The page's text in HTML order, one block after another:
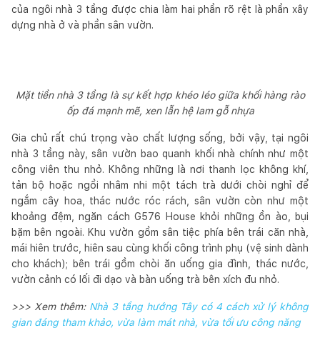
của ngôi nhà 3 tầng được chia làm hai phần rõ rệt là phần xây
dựng nhà ở và phần sân vườn.
Mặt tiền nhà 3 tầng là sự kết hợp khéo léo giữa khối hàng rào
ốp đá mạnh mẽ, xen lẫn hệ lam gỗ nhựa
Gia chủ rất chú trọng vào chất lượng sống, bởi vậy, tại ngôi
nhà 3 tầng này, sân vườn bao quanh khối nhà chính như một
công viên thu nhỏ. Không những là nơi thanh lọc không khí,
tản bộ hoặc ngồi nhâm nhi một tách trà dưới chòi nghỉ để
ngắm cây hoa, thác nước róc rách, sân vườn còn như một
khoảng đệm, ngăn cách G576 House khỏi những ồn ào, bụi
bặm bên ngoài. Khu vườn gồm sân tiệc phía bên trái căn nhà,
mái hiên trước, hiên sau cùng khối công trình phụ (vệ sinh dành
cho khách); bên trái gồm chòi ăn uống gia đình, thác nước,
vườn cảnh có lối đi dạo và bàn uống trà bên xích đu nhỏ.
>>> Xem thêm: Nhà 3 tầng hướng Tây có 4 cách xử lý không
gian đáng tham khảo, vừa làm mát nhà, vừa tối ưu công năng